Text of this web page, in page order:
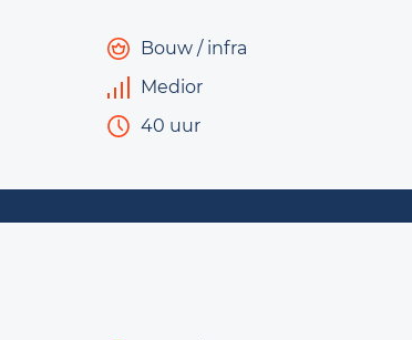
Bouw / infra
Medior
40 uur